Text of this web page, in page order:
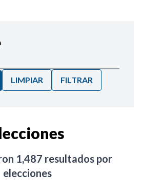
LIMPIAR FILTRAR
1,487 resultados por
elecciones